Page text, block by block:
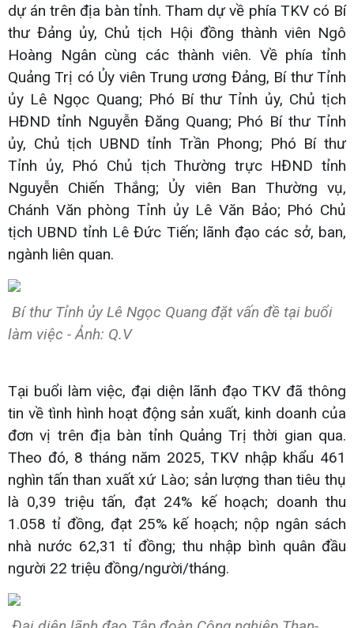
dự án trên địa bàn tỉnh. Tham dự về phía TKV có Bí
thư Đảng ủy, Chủ tịch Hội đồng thành viên Ngô
Hoàng Ngân cùng các thành viên. Về phía tỉnh
Quảng Trị có Ủy viên Trung ương Đảng, Bí thư Tỉnh
ủy Lê Ngọc Quang; Phó Bí thư Tỉnh ủy, Chủ tịch
HĐND tỉnh Nguyễn Đăng Quang; Phó Bí thư Tỉnh
ủy, Chủ tịch UBND tỉnh Trần Phong; Phó Bí thư
Tỉnh ủy, Phó Chủ tịch Thường trực HĐND tỉnh
Nguyễn Chiến Thắng; Ủy viên Ban Thường vụ,
Chánh Văn phòng Tỉnh ủy Lê Văn Bảo; Phó Chủ
tịch UBND tỉnh Lê Đức Tiến; lãnh đạo các sở, ban,
ngành liên quan.
Bí thư Tỉnh ủy Lê Ngọc Quang đặt vấn đề tại buổi
làm việc - Ảnh: Q.V
Tại buổi làm việc, đại diện lãnh đạo TKV đã thông
tin về tình hình hoạt động sản xuất, kinh doanh của
đơn vị trên địa bàn tỉnh Quảng Trị thời gian qua.
Theo đó, 8 tháng năm 2025, TKV nhập khẩu 461
nghìn tấn than xuất xứ Lào; sản lượng than tiêu thụ
là 0,39 triệu tấn, đạt 24% kế hoạch; doanh thu
1.058 tỉ đồng, đạt 25% kế hoạch; nộp ngân sách
nhà nước 62,31 tỉ đồng; thu nhập bình quân đầu
người 22 triệu đồng/người/tháng.